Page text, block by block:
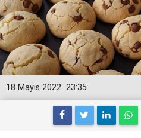
23:35
18 Mayıs 2022